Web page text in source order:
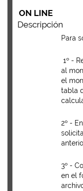
ON LINE
Descripción
Para
1º -
al
el
tabla
2º -
3º -
en el